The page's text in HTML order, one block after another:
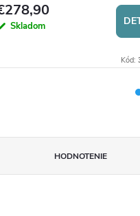
HODNOTENIE
Skladom
Kód: